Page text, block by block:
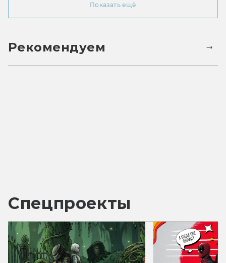
Показать ещё
Рекомендуем
Спецпроекты